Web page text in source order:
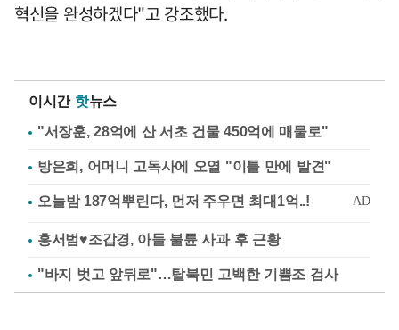
혁신을 완성하겠다"고 강조했다.
이시간 핫뉴스
"서장훈, 28억에 산 서초 건물 450억에 매물로"
방은희, 어머니 고독사에 오열 "이틀 만에 발견"
홍서범♥조갑경, 아들 불륜 사과 후 근황
"바지 벗고 앞뒤로"…탈북민 고백한 기쁨조 검사